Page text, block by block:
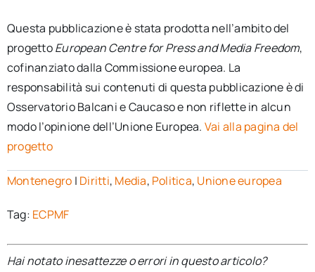
Questa pubblicazione è stata prodotta nell’ambito del
progettoEuropean Centre for Press and Media Freedom,
cofinanziato dalla Commissione europea. La
responsabilità sui contenuti di questa pubblicazione è di
Osservatorio Balcani e Caucaso e non riflette in alcun
modo l’opinione dell’Unione Europea. Vai alla pagina del
progetto
Montenegro | Diritti, Media, Politica, Unione europea
Tag: ECPMF
Hai notato inesattezze o errori in questo articolo?